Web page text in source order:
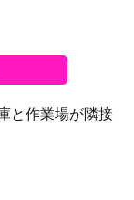
と作業場が隣接